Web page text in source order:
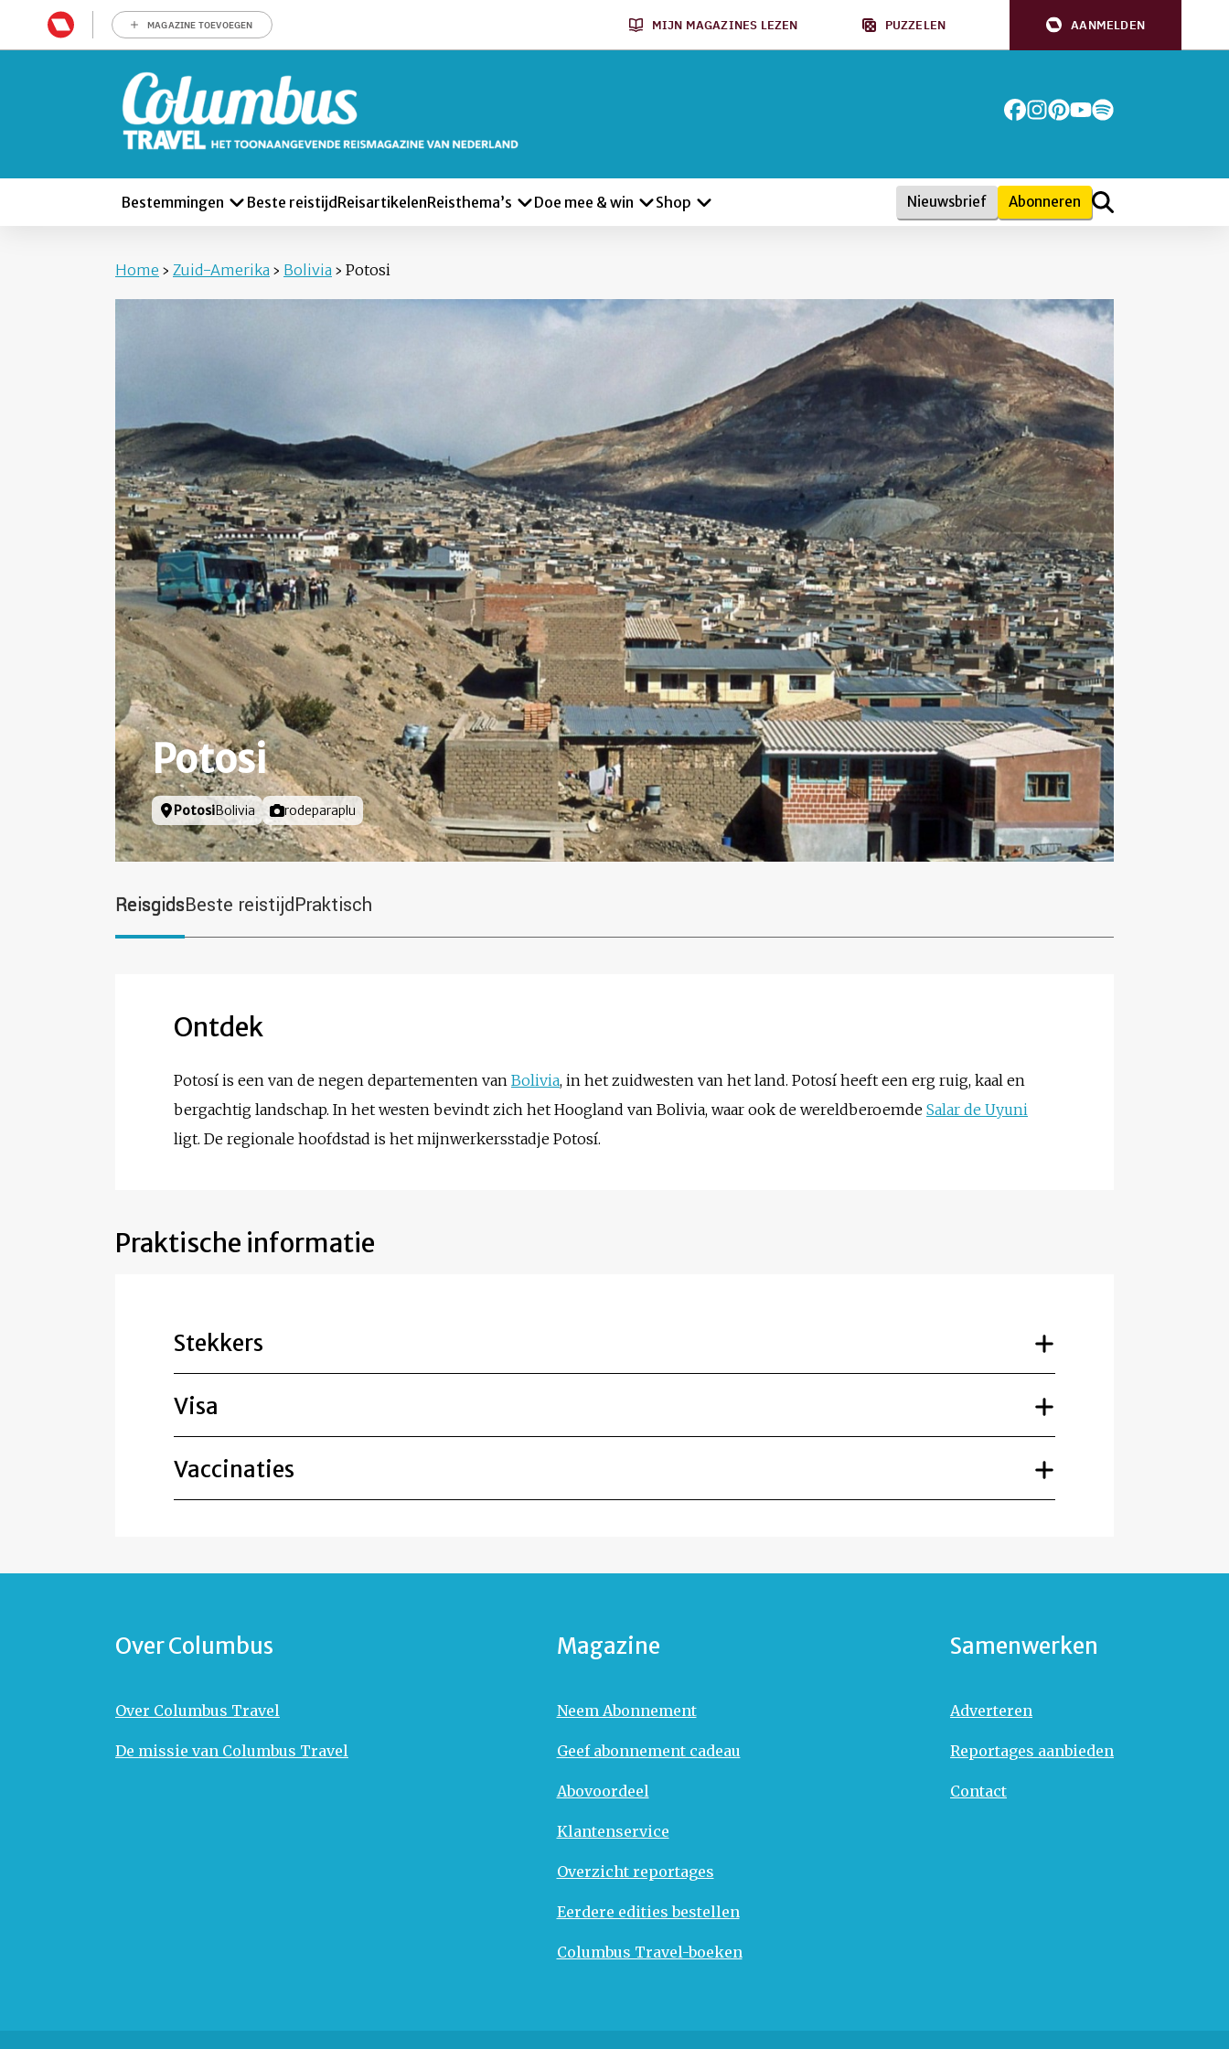
MAGAZINE TOEVOEGEN MIJN MAGAZINES LEZEN PUZZELEN AANMELDEN
Bestemmingen Beste reistijd ReisartikelenReisthema’s Doe mee & win Shop Nieuwsbrief Abonneren
Home › Zuid-Amerika › Bolivia › Potosi
Potosi
Locatie
PotosiBolivia Foto door
rodeparaplu
ReisgidsBeste reistijdPraktisch
Ontdek
Potosí is een van de negen departementen van Bolivia, in het zuidwesten van het land. Potosí heeft een erg ruig, kaal en
bergachtig landschap. In het westen bevindt zich het Hoogland van Bolivia, waar ook de wereldberoemde Salar de Uyuni
ligt. De regionale hoofdstad is het mijnwerkersstadje Potosí.
Praktische informatie
Stekkers
Visa
Vaccinaties
Over Columbus
Over Columbus Travel
De missie van Columbus Travel
Magazine
Neem Abonnement
Geef abonnement cadeau
Abovoordeel
Klantenservice
Overzicht reportages
Eerdere edities bestellen
Columbus Travel-boeken
Samenwerken
Adverteren
Reportages aanbieden
Contact